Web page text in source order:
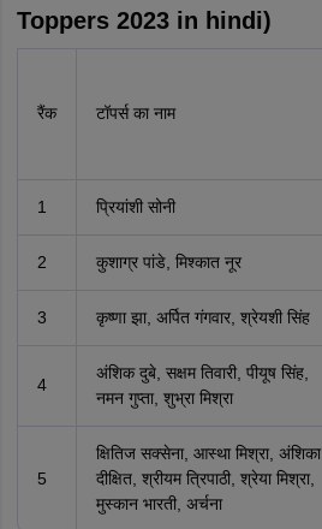
Toppers 2023 in hindi)
रैंक टॉपर्स का नाम
1 प्रियांशी सोनी
2 कुशाग्र पांडे, मिश्कात नूर
3 कृष्णा झा, अर्पित गंगवार, श्रेयशी सिंह
4
अंशिक दुबे, सक्षम तिवारी, पीयूष सिंह,
नमन गुप्ता, शुभ्रा मिश्रा
5
क्षितिज सक्सेना, आस्था मिश्रा, अंशिका
दीक्षित, श्रीयम त्रिपाठी, श्रेया मिश्रा,
मुस्कान भारती, अर्चना